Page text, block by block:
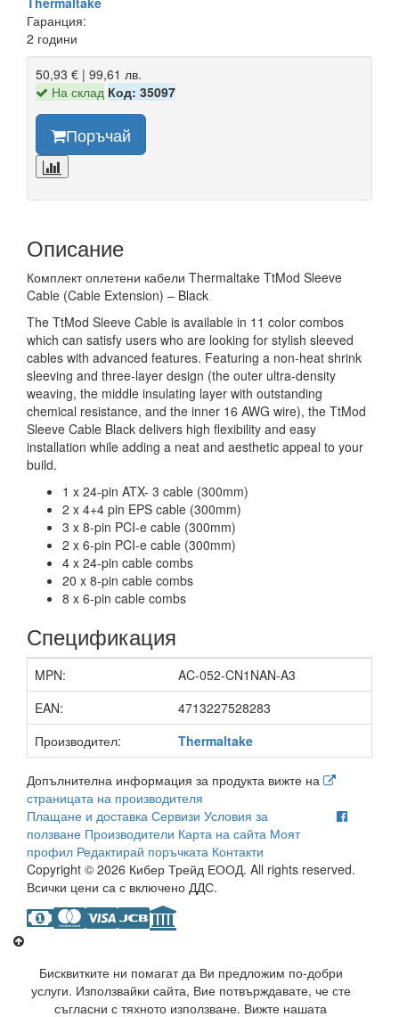
Гаранция:
2 години
50,93 € | 99,61 лв.
На склад Код: 35097
Поръчай
Описание
Комплект оплетени кабели Thermaltake TtMod Sleeve
Cable (Cable Extension) – Black
The TtMod Sleeve Cable is available in 11 color combos
which can satisfy users who are looking for stylish sleeved
cables with advanced features. Featuring a non-heat shrink
sleeving and three-layer design (the outer ultra-density
weaving, the middle insulating layer with outstanding
chemical resistance, and the inner 16 AWG wire), the TtMod
Sleeve Cable Black delivers high flexibility and easy
installation while adding a neat and aesthetic appeal to your
build.
1 x 24-pin ATX- 3 cable (300mm)
2 x 4+4 pin EPS cable (300mm)
3 x 8-pin PCI-e cable (300mm)
2 x 6-pin PCI-e cable (300mm)
4 x 24-pin cable combs
20 x 8-pin cable combs
8 x 6-pin cable combs
Спецификация
MPN:
AC-052-CN1NAN-A3
EAN:
4713227528283
Производител:
Thermaltake
Допълнителна информация за продукта вижте на
страницата на производителя
Плащане и доставка Сервизи Условия за
ползване Производители Карта на сайта Моят
профил Редактирай поръчката Контакти
Copyright © 2026 Кибер Трейд ЕООД. All rights reserved.
Всички цени са с включено ДДС.
Бисквитките ни помагат да Ви предложим по-добри
услуги. Използвайки сайта, Вие потвърждавате, че сте
съгласни с тяхното използване. Вижте нашата